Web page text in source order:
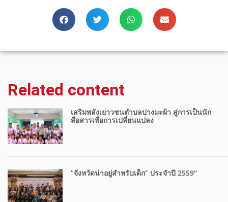
Related content
เสริมพลังเยาวชนตำบลปางมะผ้า สู่การเป็นนัก
สื่อสารเพื่อการเปลี่ยนแปลง
“จังหวัดน่าอยู่สำหรับเด็ก” ประจำปี 2559″